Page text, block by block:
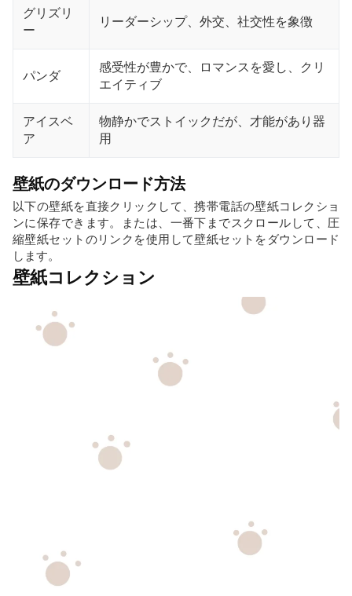
グリズリ
ー
リーダーシップ、外交、社交性を象徴
パンダ
感受性が豊かで、ロマンスを愛し、クリ
エイティブ
アイスベ
ア
物静かでストイックだが、才能があり器
用
壁紙のダウンロード方法
以下の壁紙を直接クリックして、携帯電話の壁紙コレクショ
ンに保存できます。または、一番下までスクロールして、圧
縮壁紙セットのリンクを使用して壁紙セットをダウンロード
します。
壁紙コレクション